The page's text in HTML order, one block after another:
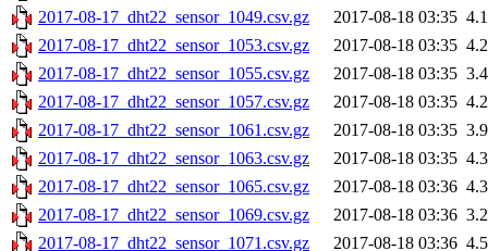
2017-08-17_dht22_sensor_1049.csv.gz
2017-08-18 03:35
2017-08-17_dht22_sensor_1053.csv.gz
2017-08-18 03:35
2017-08-17_dht22_sensor_1055.csv.gz
2017-08-18 03:35
2017-08-17_dht22_sensor_1057.csv.gz
2017-08-18 03:35
2017-08-17_dht22_sensor_1061.csv.gz
2017-08-18 03:35
2017-08-17_dht22_sensor_1063.csv.gz
2017-08-18 03:35
2017-08-17_dht22_sensor_1065.csv.gz
2017-08-18 03:36
2017-08-17_dht22_sensor_1069.csv.gz
2017-08-18 03:36
2017-08-17_dht22_sensor_1071.csv.gz
2017-08-18 03:36